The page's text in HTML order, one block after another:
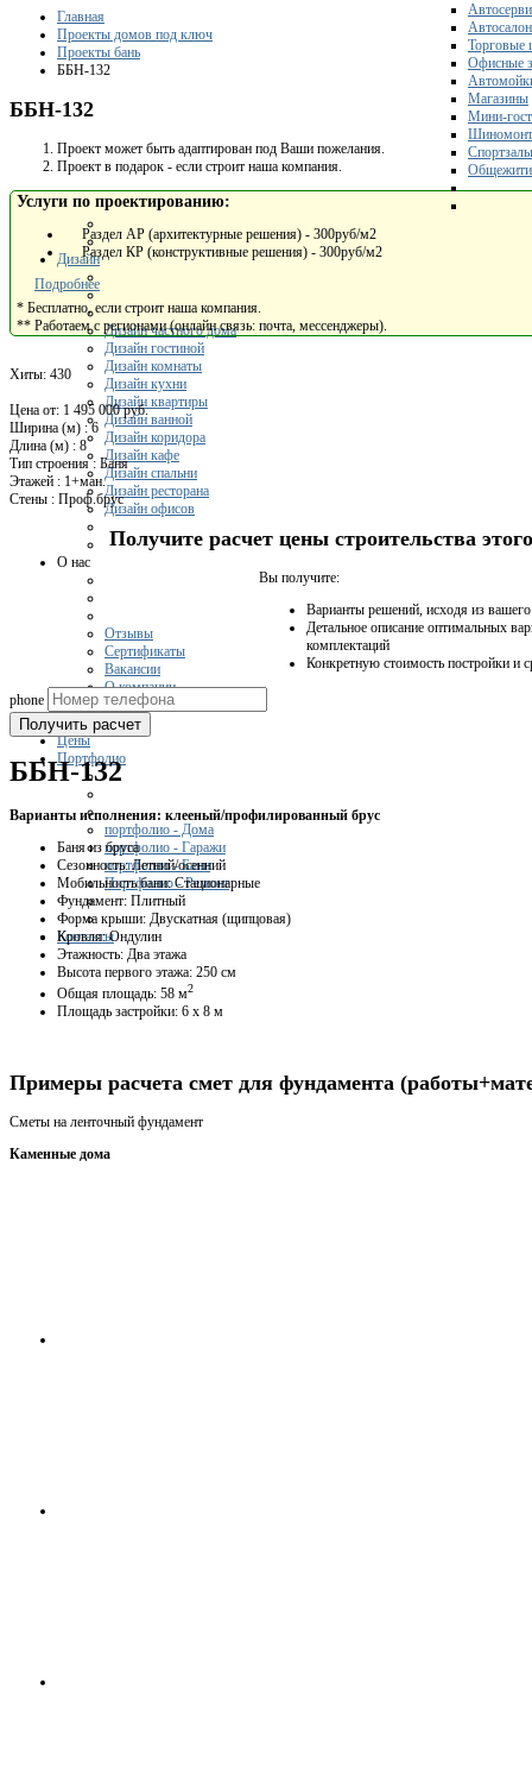
Торговые
Офисные
Магазины
Мини-
Спортзалы
Дизайн
Дизайн частного дома
Дизайн гостиной
Дизайн комнаты
Дизайн кухни
Дизайн квартиры
Дизайн ванной
Дизайн коридора
Дизайн кафе
Дизайн спальни
Дизайн ресторана
Дизайн офисов
О нас
Отзывы
Сертификаты
Вакансии
О компании
Цены
Портфолио
портфолио - Дома
портфолио - Гаражи
портфолио - Бани
Портфолио - Ремонт
Контакты
Главная
Проекты домов под ключ
Проекты бань
ББН-132
ББН-132
Проект может быть адаптирован под Ваши пожелания.
Проект в подарок - если строит наша компания.
Услуги по проектированию:
Раздел АР (архитектурные решения) - 300руб/м2
Раздел КР (конструктивные решения) - 300руб/м2
Подробнее
* Бесплатно, если строит наша компания.
** Работаем с регионами (онлайн связь: почта, мессенджеры).
Хиты: 430
Цена от: 1 495 000 руб.
Ширина (м) :6
Длина (м) : 8
Тип строения: Баня
Этажей : 1+ман.
Стены : Проф.брус
Получите расчет цены строительства
Вы получите:
Варианты решений, исходя из
Детальное описание оптимальных
комплектаций
Конкретную стоимость постройки и
phone
Получить расчет
ББН-132
Варианты исполнения: клееный/профилированный брус
Баня из бруса
Сезонность: Летний/осенний
Мобильность бани: Стационарные
Фундамент: Плитный
Форма крыши: Двускатная (щипцовая)
Кровля: Ондулин
Этажность: Два этажа
Высота первого этажа: 250 см
Общая площадь: 58 м2
Площадь застройки: 6 х 8 м
Примеры расчета смет для фундамента
Сметы на ленточный фундамент
Каменные дома